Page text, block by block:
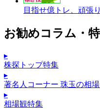
目指せ億トレ、頑張
お勧めコラム・
▸
株探トップ特集
▸
著名人コーナー 珠玉の相
▸
相場観特集